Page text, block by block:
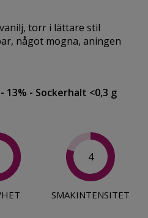
torr i lättare stil
något mogna, aningen
- 13% - Sockerhalt <0,3 g
4
SMAKINTENSITET